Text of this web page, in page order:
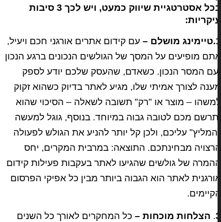
בכל אסטרטגיית שיווק כמעט, ויש לכך 3 סיבות
עם קידום אתרים אורגני חכם ויעיל,
מופיעים על המסך של הגולשים הנכונים ברגע הנכון
המסר הנכון. כשאדם, שהעסק שלכם יודע לספק
לצורך אמיתי שלו, מגיע לאתר בדיוק כשהוא זקוק
– מוצר או "רק" תשובה לשאלה – הסיכוי שהוא
מכם לטובה גבוה במיוחד. בנוסף, גוגל למעשה
עליכם, ולכן קל יותר להניע את הגולש לפעולה
מבחינתכם. התוצאה: במרבית המקרים, יחס
של גולשים שהגיעו לאתר בעקבות פעילות קידום
לאתר הוא הגבוה ביותר מבין כל אפיקי הפרסום
.הצלחות מוכחות –כל המחקרים לאורך כל השנים